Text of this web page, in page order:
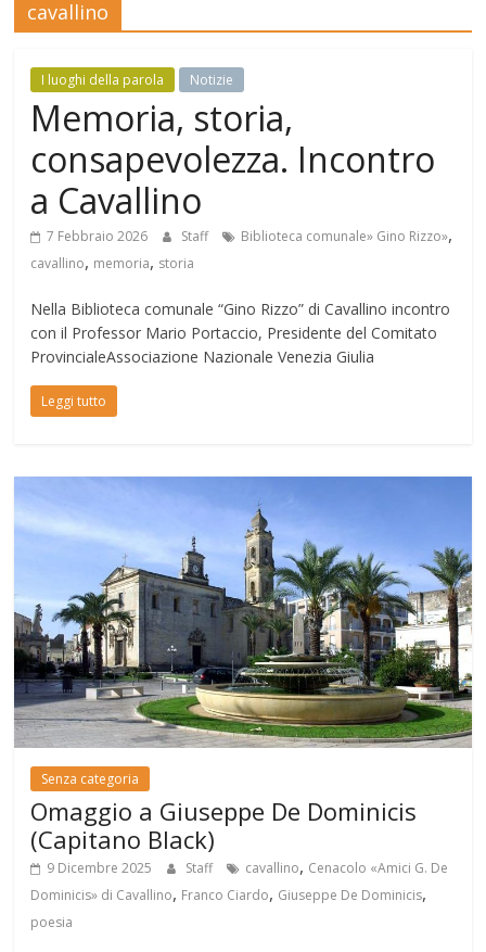
Mensile
arte,
cultura,
turismo
curiosità
cavallino
I luoghi della parola Notizie
Memoria, storia,
consapevolezza. Incontro
a Cavallino
7 Febbraio 2026 Staff Biblioteca comunale» Gino Rizzo»,
cavallino, memoria, storia
Nella Biblioteca comunale “Gino Rizzo” di Cavallino incontro
con il Professor Mario Portaccio, Presidente del Comitato
ProvincialeAssociazione Nazionale Venezia Giulia
Leggi tutto
Senza categoria
Omaggio a Giuseppe De Dominicis
(Capitano Black)
9 Dicembre 2025 Staff cavallino, Cenacolo «Amici G. De
Dominicis» di Cavallino, Franco Ciardo, Giuseppe De Dominicis,
poesia